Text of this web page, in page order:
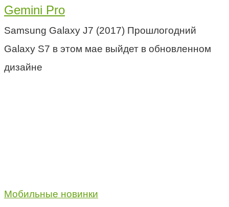
Gemini Pro
Samsung Galaxy J7 (2017) Прошлогодний
Galaxy S7 в этом мае выйдет в обновленном
дизайне
Мобильные новинки